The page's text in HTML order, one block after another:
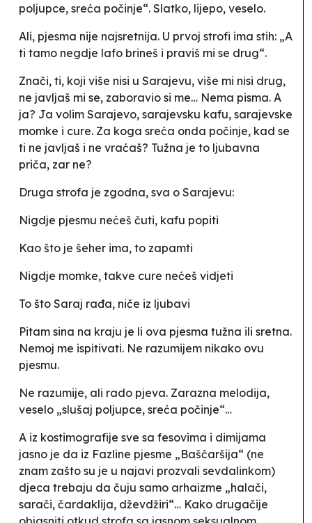
poljupce, sreća počinje“. Slatko, lijepo, veselo.
Ali, pjesma nije najsretnija. U prvoj strofi ima stih: „A
ti tamo negdje lafo brineš i praviš mi se drug“.
Znači, ti, koji više nisi u Sarajevu, više mi nisi drug,
ne javljaš mi se, zaboravio si me… Nema pisma. A
ja? Ja volim Sarajevo, sarajevsku kafu, sarajevske
momke i cure. Za koga sreća onda počinje, kad se
ti ne javljaš i ne vraćaš? Tužna je to ljubavna
priča, zar ne?
Druga strofa je zgodna, sva o Sarajevu:
Nigdje pjesmu nećeš čuti, kafu popiti
Kao što je šeher ima, to zapamti
Nigdje momke, takve cure nećeš vidjeti
To što Saraj rađa, niče iz ljubavi
Pitam sina na kraju je li ova pjesma tužna ili sretna.
Nemoj me ispitivati. Ne razumijem nikako ovu
pjesmu.
Ne razumije, ali rado pjeva. Zarazna melodija,
veselo „slušaj poljupce, sreća počinje“…
A iz kostimografije sve sa fesovima i dimijama
jasno je da iz Fazline pjesme „Baščaršija“ (ne
znam zašto su je u najavi prozvali sevdalinkom)
djeca trebaju da čuju samo arhaizme „halači,
sarači, čardaklija, dževdžiri“… Kako drugačije